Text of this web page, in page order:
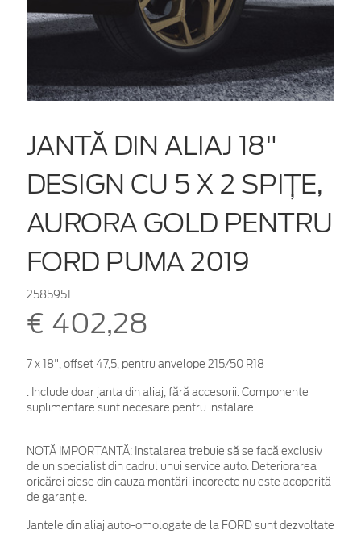
JANTĂ DIN ALIAJ 18"
DESIGN CU 5 X 2 SPIȚE,
AURORA GOLD PENTRU
FORD PUMA 2019
2585951
€ 402,28
7 x 18", offset 47,5, pentru anvelope 215/50 R18
. Include doar janta din aliaj, fără accesorii. Componente
suplimentare sunt necesare pentru instalare.
NOTĂ IMPORTANTĂ: Instalarea trebuie să se facă exclusiv
de un specialist din cadrul unui service auto. Deteriorarea
oricărei piese din cauza montării incorecte nu este acoperită
de garanţie.
Jantele din aliaj auto-omologate de la FORD sunt dezvoltate